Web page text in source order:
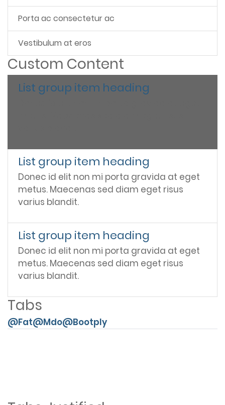
Porta ac consectetur ac
Vestibulum at eros
Custom Content
List group item heading
List group item heading
Donec id elit non mi porta gravida at eget
metus. Maecenas sed diam eget risus
varius blandit.
List group item heading
Donec id elit non mi porta gravida at eget
metus. Maecenas sed diam eget risus
varius blandit.
Tabs
@Fat@Mdo@Bootply